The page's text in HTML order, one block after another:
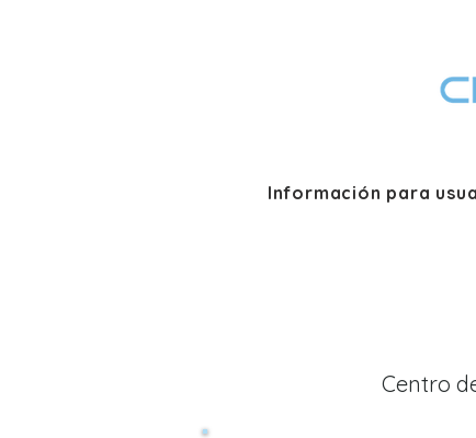
Información para
Centro